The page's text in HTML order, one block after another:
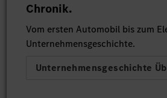
Chronik.
Vom ersten Automobil bis zum
Unternehmensgeschichte.
Unternehmensgeschichte